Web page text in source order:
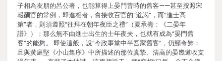
子相為友朋的呂公著，也能算得上晏門昔時的舊客——甚至按照宋
報酬官的常例，即進相者，會接收百官的“道謁”，而“進士高
第”者，則須遵照“往拜在朝年夜臣之禮”（夏承燾：《二晏年
譜》）；那么無不由進士出生的士年夜夫，也就有成為“晏門舊
客”的能夠。 即使這般，說“今政事堂中半吾家舊客”，仍顯夸飾；
且與黃庭堅《小山集序》中所描述的那位真摯、清高的晏幾道收支